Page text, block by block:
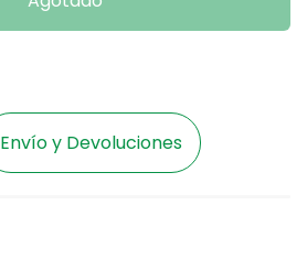
Envío y Devoluciones